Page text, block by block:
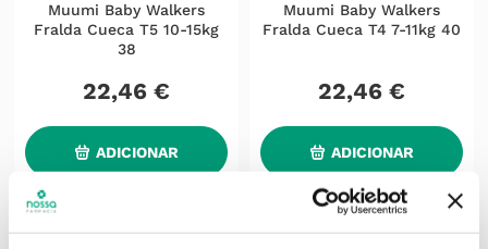
Muumi Baby Walkers
Fralda Cueca T5 10-15kg
38
22,46 €
ADICIONAR
Muumi Baby Walkers
Fralda Cueca T4 7-11kg 40
22,46 €
ADICIONAR